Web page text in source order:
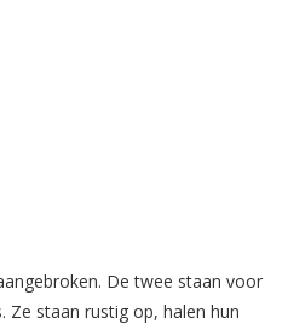
De twee staan voor
Ze staan rustig op, halen hun